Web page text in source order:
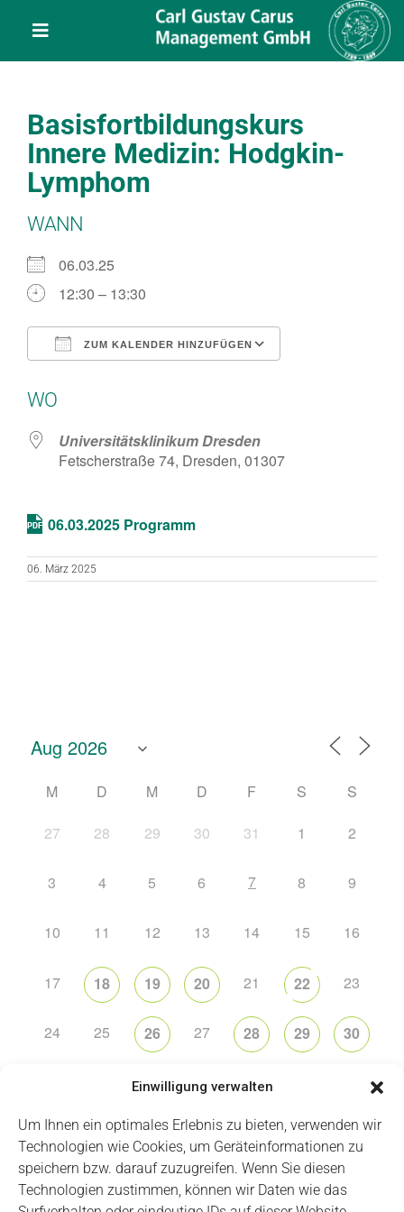
Einwilligung verwalten
Um Ihnen ein optimales Erlebnis zu bieten, verwenden wir
Technologien wie Cookies, um Geräteinformationen zu
speichern bzw. darauf zuzugreifen. Wenn Sie diesen
Technologien zustimmen, können wir Daten wie das
Toggle
Navigation
Über uns
Veranstaltungen
Projekte
Basisfortbildungskurs
Innere Medizin: Hodgkin-
Lymphom
WANN
06.03.25
12:30 – 13:30
ZUM KALENDER HINZUFÜGEN
WO
Universitätsklinikum Dresden
Fetscherstraße 74, Dresden, 01307
06.03.2025 Programm
06. März 2025
M D M D F S
S
27
28 29 30 31 1 2
3 4 5 6 7 8 9
10 11 12 13 14 15 16
17 18 19 20 21 22 23
24 25 26 27 28 29 30
2 3 4
Impressum Datenschutz Login